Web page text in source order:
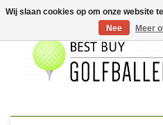
Wij slaan cookies op om onze website
Nee
Meer